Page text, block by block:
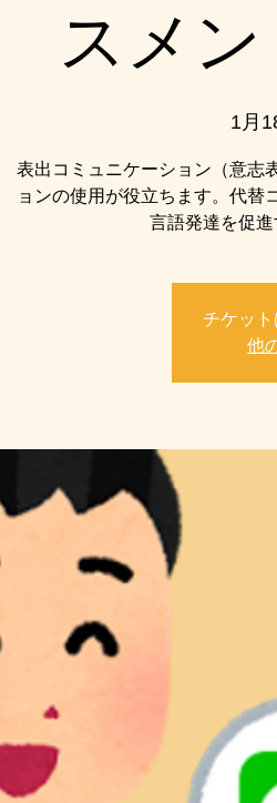
スメ
1月
表出コミュニケーション（意志
ョンの使用が役立ちます。代替
言語発達を促進
チケッ
他